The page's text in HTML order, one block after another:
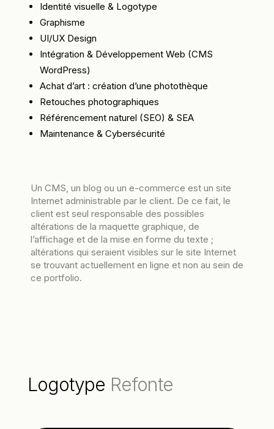
Identité visuelle & Logotype
Graphisme
UI/UX Design
Intégration & Développement Web (CMS
WordPress)
Achat d’art : création d’une photothèque
Retouches photographiques
Référencement naturel (SEO) & SEA
Maintenance & Cybersécurité
Un CMS, un blog ou un e-commerce est un site
Internet administrable par le client. De ce fait, le
client est seul responsable des possibles
altérations de la maquette graphique, de
l’affichage et de la mise en forme du texte ;
altérations qui seraient visibles sur le site Internet
se trouvant actuellement en ligne et non au sein de
ce portfolio.
Logotype Refonte